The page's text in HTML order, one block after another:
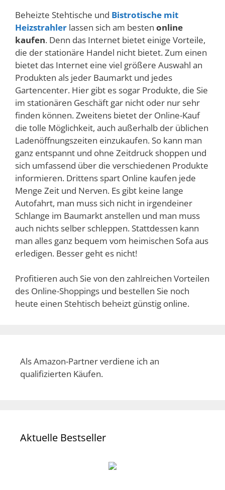
Beheizte Stehtische und Bistrotische mit
Heizstrahler lassen sich am besten online
kaufen. Denn das Internet bietet einige Vorteile,
die der stationäre Handel nicht bietet. Zum einen
bietet das Internet eine viel größere Auswahl an
Produkten als jeder Baumarkt und jedes
Gartencenter. Hier gibt es sogar Produkte, die Sie
im stationären Geschäft gar nicht oder nur sehr
finden können. Zweitens bietet der Online-Kauf
die tolle Möglichkeit, auch außerhalb der üblichen
Ladenöffnungszeiten einzukaufen. So kann man
ganz entspannt und ohne Zeitdruck shoppen und
sich umfassend über die verschiedenen Produkte
informieren. Drittens spart Online kaufen jede
Menge Zeit und Nerven. Es gibt keine lange
Autofahrt, man muss sich nicht in irgendeiner
Schlange im Baumarkt anstellen und man muss
auch nichts selber schleppen. Stattdessen kann
man alles ganz bequem vom heimischen Sofa aus
erledigen. Besser geht es nicht!
Profitieren auch Sie von den zahlreichen Vorteilen
des Online-Shoppings und bestellen Sie noch
heute einen Stehtisch beheizt günstig online.
Als Amazon-Partner verdiene ich an
qualifizierten Käufen.
Aktuelle Bestseller